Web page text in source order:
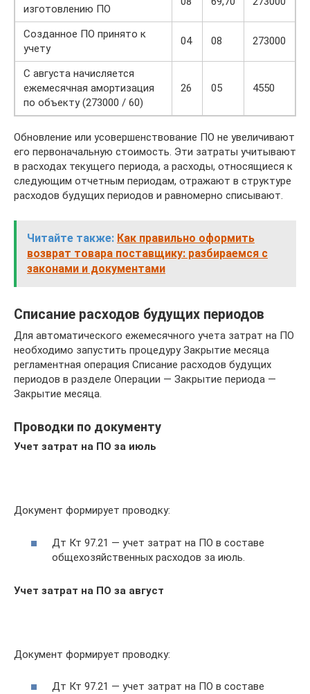
изготовлению ПО
Созданное ПО принято к
учету
04 08 273000
С августа начисляется
ежемесячная амортизация
по объекту (273000 / 60)
26 05 4550
Обновление или усовершенствование ПО не увеличивают
его первоначальную стоимость. Эти затраты учитывают
в расходах текущего периода, а расходы, относящиеся к
следующим отчетным периодам, отражают в структуре
расходов будущих периодов и равномерно списывают.
Читайте также: Как правильно оформить
возврат товара поставщику: разбираемся с
законами и документами
Списание расходов будущих периодов
Для автоматического ежемесячного учета затрат на ПО
необходимо запустить процедуру Закрытие месяца
регламентная операция Списание расходов будущих
периодов в разделе Операции — Закрытие периода —
Закрытие месяца.
Проводки по документу
Учет затрат на ПО за июль
Документ формирует проводку:
Дт Кт 97.21 — учет затрат на ПО в составе
общехозяйственных расходов за июль.
Учет затрат на ПО за август
Документ формирует проводку:
Дт Кт 97.21 — учет затрат на ПО в составе